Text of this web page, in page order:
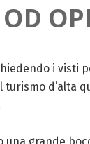
i visti
d’alta